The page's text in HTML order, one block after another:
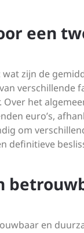
een
zijn de
verschillende
het
euro’s,
om
definitieve
en